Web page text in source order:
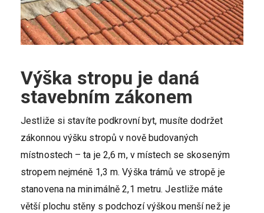
Výška stropu je daná
stavebním zákonem
Jestliže si stavíte podkrovní byt, musíte dodržet
zákonnou výšku stropů v nově budovaných
místnostech – ta je 2,6 m, v místech se skoseným
stropem nejméně 1,3 m. Výška trámů ve stropě je
stanovena na minimálně 2,1 metru. Jestliže máte
větší plochu stěny s podchozí výškou menší než je